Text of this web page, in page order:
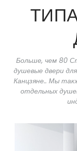
Больше, чем 80
душевые двери
Канцзяне.. Мы
отдельных